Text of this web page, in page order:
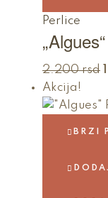
Perlice
2.200rsd
Akcija!
BRZI